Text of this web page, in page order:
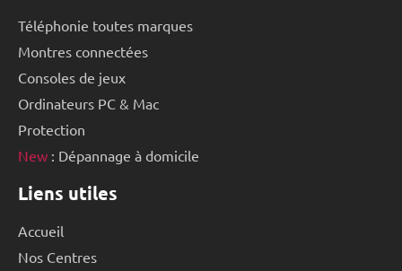
Téléphonie toutes marques
Montres connectées
Consoles de jeux
Ordinateurs PC & Mac
Protection
New : Dépannage à domicile
Liens utiles
Accueil
Nos Centres